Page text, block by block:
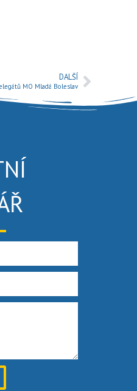
DALŠÍ
MO Mladá Boleslav